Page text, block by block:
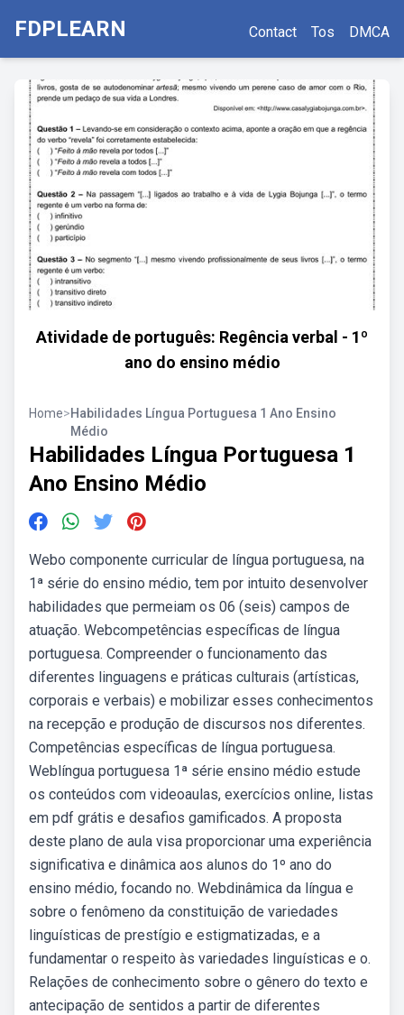
FDPLEARN Contact Tos DMCA
Atividade de português: Regência verbal - 1º
ano do ensino médio
Home>Habilidades Língua Portuguesa 1 Ano Ensino
Médio
Habilidades Língua Portuguesa 1
Ano Ensino Médio
Webo componente curricular de língua portuguesa, na
1ª série do ensino médio, tem por intuito desenvolver
habilidades que permeiam os 06 (seis) campos de
atuação. Webcompetências específicas de língua
portuguesa. Compreender o funcionamento das
diferentes linguagens e práticas culturais (artísticas,
corporais e verbais) e mobilizar esses conhecimentos
na recepção e produção de discursos nos diferentes.
Competências específicas de língua portuguesa.
Weblíngua portuguesa 1ª série ensino médio estude
os conteúdos com videoaulas, exercícios online, listas
em pdf grátis e desafios gamificados. A proposta
deste plano de aula visa proporcionar uma experiência
significativa e dinâmica aos alunos do 1º ano do
ensino médio, focando no. Webdinâmica da língua e
sobre o fenômeno da constituição de variedades
linguísticas de prestígio e estigmatizadas, e a
fundamentar o respeito às variedades linguísticas e o.
Relações de conhecimento sobre o gênero do texto e
antecipação de sentidos a partir de diferentes